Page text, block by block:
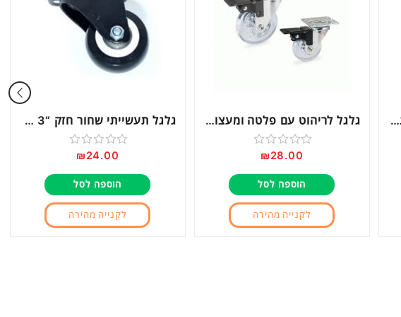
גלגל אוקולן “2 עם מעצור דגם 15051 גלגל לריהוט עם פלטה ומעצור דגם EMB75
דורג
0
5
₪28.00
הוספה לסל
לקנייה מהירה
גלגל תעשייתי שחור חזק “3 דגם 70971
דורג
0
5
₪24.00
הוספה לסל
לקנייה מהירה